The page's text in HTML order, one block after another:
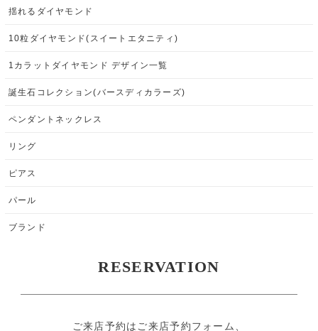
揺れるダイヤモンド
10粒ダイヤモンド(スイートエタニティ)
1カラットダイヤモンド デザイン一覧
誕生石コレクション(バースディカラーズ)
ペンダントネックレス
リング
ピアス
パール
ブランド
RESERVATION
ご来店予約はご来店予約フォーム、